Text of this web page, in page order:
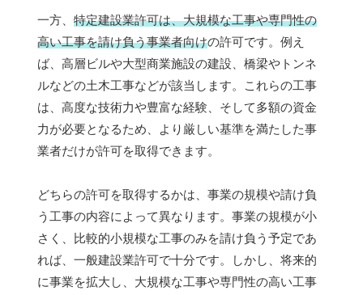
一方、 特定建設業許可は、大規模な工事や専門性の
高い工事を請け負う事業者向けの許可です。例え
ば、高層ビルや大型商業施設の建設、橋梁やトンネ
ルなどの土木工事などが該当します。これらの工事
は、高度な技術力や豊富な経験、そして多額の資金
力が必要となるため、より厳しい基準を満たした事
業者だけが許可を取得できます。
どちらの許可を取得するかは、事業の規模や請け負
う工事の内容によって異なります。事業の規模が小
さく、比較的小規模な工事のみを請け負う予定であ
れば、一般建設業許可で十分です。しかし、将来的
に事業を拡大し、大規模な工事や専門性の高い工事